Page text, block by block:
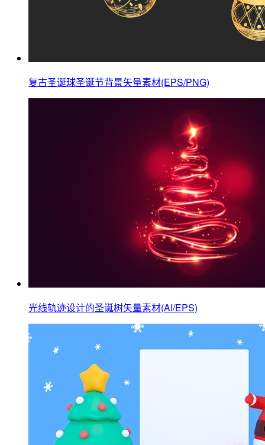
复古圣诞球圣诞节背景矢量素材(EPS/PNG)
光线轨迹设计的圣诞树矢量素材(AI/EPS)